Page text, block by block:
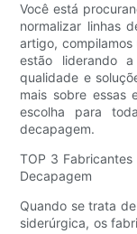
Você está
normalizar linhas
artigo,
estão liderando
qualidade e
mais sobre essas
escolha para
decapagem.
TOP 3
Decapagem
Quando se trata
siderúrgica, os